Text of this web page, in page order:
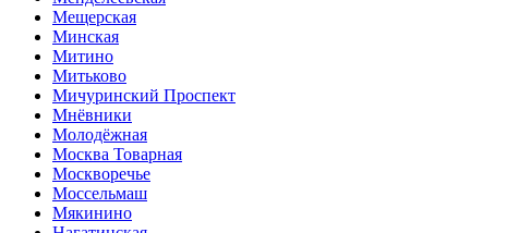
Мещерская
Минская
Митино
Митьково
Мичуринский Проспект
Мнёвники
Молодёжная
Москва Товарная
Москворечье
Моссельмаш
Мякинино